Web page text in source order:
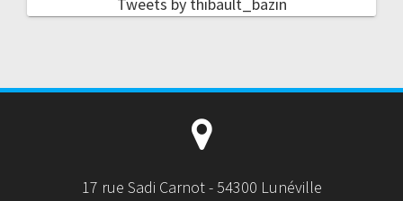
17 rue Sadi Carnot - 54300 Lunéville